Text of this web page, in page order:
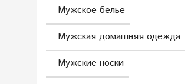
Мужское белье
Мужская домашняя одежда
Мужские носки